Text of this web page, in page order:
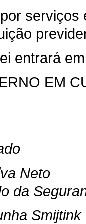
entrará
EM
Neto
da
Smijtink